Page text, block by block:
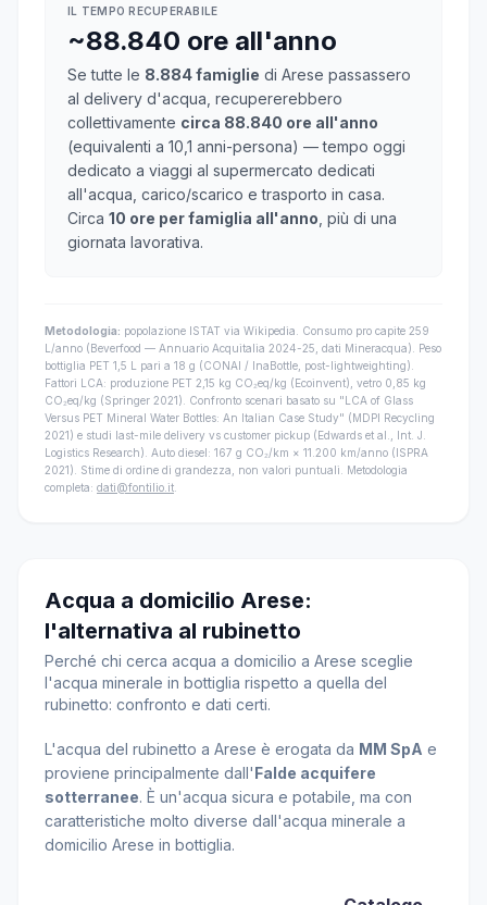
IL TEMPO RECUPERABILE
~88.840 ore all'anno
Se tutte le 8.884 famiglie di Arese passassero
al delivery d'acqua, recupererebbero
collettivamente circa 88.840 ore all'anno
(equivalenti a 10,1 anni-persona) — tempo oggi
dedicato a viaggi al supermercato dedicati
all'acqua, carico/scarico e trasporto in casa.
Circa 10 ore per famiglia all'anno , più di una
giornata lavorativa.
Metodologia: popolazione ISTAT via Wikipedia. Consumo pro capite 259
L/anno (Beverfood — Annuario Acquitalia 2024-25, dati Mineracqua). Peso
bottiglia PET 1,5 L pari a 18 g (CONAI / InaBottle, post-lightweighting).
Fattori LCA: produzione PET 2,15 kg CO₂eq/kg (Ecoinvent), vetro 0,85 kg
CO₂eq/kg (Springer 2021). Confronto scenari basato su "LCA of Glass
Versus PET Mineral Water Bottles: An Italian Case Study" (MDPI Recycling
2021) e studi last-mile delivery vs customer pickup (Edwards et al., Int. J.
Logistics Research). Auto diesel: 167 g CO₂/km × 11.200 km/anno (ISPRA
2021). Stime di ordine di grandezza, non valori puntuali. Metodologia
completa: dati@fontilio.it
Acqua a domicilio Arese:
l'alternativa al rubinetto
Perché chi cerca acqua a domicilio a Arese sceglie
l'acqua minerale in bottiglia rispetto a quella del
rubinetto: confronto e dati certi.
L'acqua del rubinetto a Arese è erogata da MM SpA e
proviene principalmente dall'Falde acquifere
sotterranee. È un'acqua sicura e potabile, ma con
caratteristiche molto diverse dall'acqua minerale a
domicilio Arese in bottiglia.